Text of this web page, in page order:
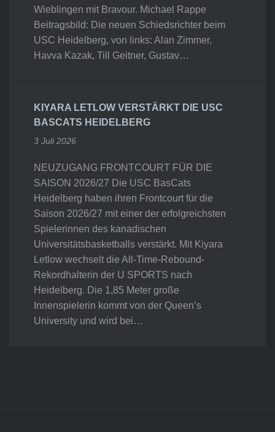
Wieblingen mit Bravour. Michael Rappe
Beitragsbild: Die neuen Schiedsrichter beim
USC Heidelberg, von links: Alan Zimmer,
Havva Kazak, Till Geitner, Gustav…
KIYARA LETLOW VERSTÄRKT DIE USC
BASCATS HEIDELBERG
3 Juli 2026
NEUZUGANG FRONTCOURT FÜR DIE
SAISON 2026/27 Die USC BasCats
Heidelberg haben ihren Frontcourt für die
Saison 2026/27 mit einer der erfolgreichsten
Spielerinnen des kanadischen
Universitätsbasketballs verstärkt. Mit Kiyara
Letlow wechselt die All-Time-Rebound-
Rekordhalterin der U SPORTS nach
Heidelberg. Die 1,85 Meter große
Innenspielerin kommt von der Queen’s
University und wird bei…